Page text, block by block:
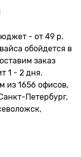
- от 49 р.
обойдется в
заказ
1 - 2 дня.
из 1656 офисов,
Петербург,